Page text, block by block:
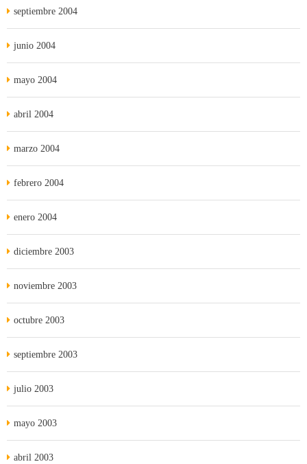
septiembre 2004
junio 2004
mayo 2004
abril 2004
marzo 2004
febrero 2004
enero 2004
diciembre 2003
noviembre 2003
octubre 2003
septiembre 2003
julio 2003
mayo 2003
abril 2003